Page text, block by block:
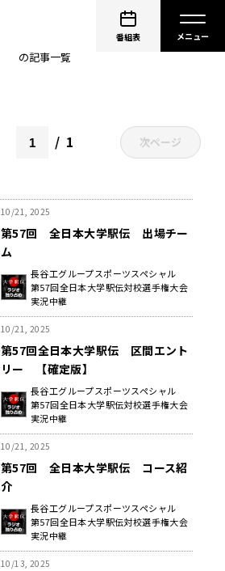
番組表
の記事一覧
1 次ページ
10/21, 2025
第57回 全日本大学駅伝 出場チー
ム
長谷工グループスポーツスペシャル
第57回全日本大学駅伝対校選手権大会
実況中継
10/21, 2025
第57回全日本大学駅伝 区間エント
リー 【確定版】
長谷工グループスポーツスペシャル
第57回全日本大学駅伝対校選手権大会
実況中継
10/21, 2025
第57回 全日本大学駅伝 コース紹
介
長谷工グループスポーツスペシャル
第57回全日本大学駅伝対校選手権大会
実況中継
10/13, 2025